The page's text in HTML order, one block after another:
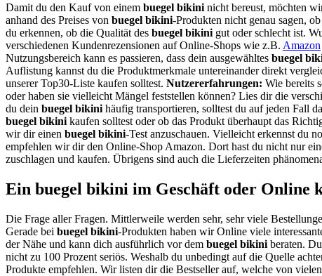
Damit du den Kauf von einem buegel bikini nicht bereust, möchten
anhand des Preises von buegel bikini-Produkten nicht genau sagen,
du erkennen, ob die Qualität des buegel bikini gut oder schlecht ist.
verschiedenen Kundenrezensionen auf Online-Shops wie z.B. Amazon
Nutzungsbereich kann es passieren, dass dein ausgewähltes buegel
Auflistung kannst du die Produktmerkmale untereinander direkt
unserer Top30-Liste kaufen solltest. Nutzererfahrungen: Wie bereits
oder haben sie vielleicht Mängel feststellen können? Lies dir die
du dein buegel bikini häufig transportieren, solltest du auf jeden Fall
buegel bikini kaufen solltest oder ob das Produkt überhaupt das
wir dir einen buegel bikini-Test anzuschauen. Vielleicht erkennst du
empfehlen wir dir den Online-Shop Amazon. Dort hast du nicht nur
zuschlagen und kaufen. Übrigens sind auch die Lieferzeiten
Ein buegel bikini im Geschäft oder Online
Die Frage aller Fragen. Mittlerweile werden sehr, sehr viele
Gerade bei buegel bikini-Produkten haben wir Online viele
der Nähe und kann dich ausführlich vor dem buegel bikini beraten.
nicht zu 100 Prozent seriös. Weshalb du unbedingt auf die Quelle
Produkte empfehlen. Wir listen dir die Bestseller auf, welche von